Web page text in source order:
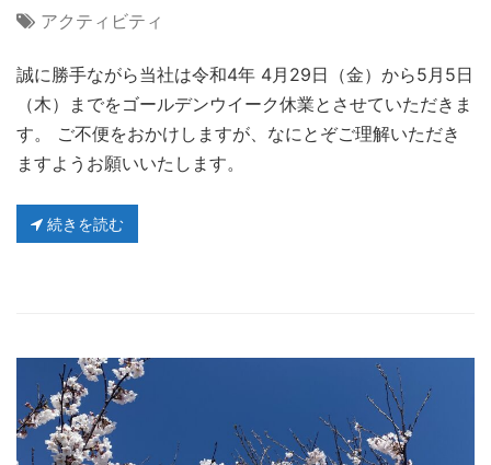
アクティビティ
誠に勝手ながら当社は令和4年 4月29日（金）から5月5日
（木）までをゴールデンウイーク休業とさせていただきま
す。 ご不便をおかけしますが、なにとぞご理解いただき
ますようお願いいたします。
続きを読む